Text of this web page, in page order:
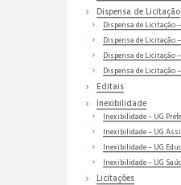
Dispensa de Licitação
Dispensa de Licitação
Dispensa de Licitação
Dispensa de Licitação
Dispensa de Licitação
Editais
Inexibilidade
Inexibilidade – UG
Inexibilidade – UG
Inexibilidade – UG
Inexibilidade – UG
Licitações